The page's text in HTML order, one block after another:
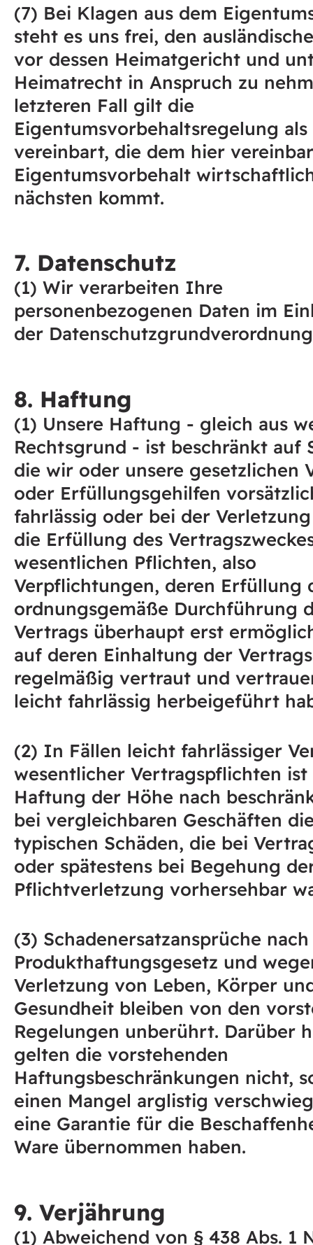
(7) Bei Klagen aus dem
steht es uns frei, den
vor dessen Heimatgericht und
Heimatrecht in Anspruch zu
letzteren Fall gilt die
Eigentumsvorbehaltsregelung als
vereinbart, die dem hier
Eigentumsvorbehalt
nächsten kommt.
7. Datenschutz
(1) Wir verarbeiten Ihre
personenbezogenen Daten im
der
8. Haftung
(1) Unsere Haftung - gleich aus
Rechtsgrund - ist beschränkt auf
die wir oder unsere gesetzlichen
oder Erfüllungsgehilfen
fahrlässig oder bei der
die Erfüllung des
wesentlichen Pflichten, also
Verpflichtungen, deren Erfüllung
ordnungsgemäße Durchführung
Vertrags überhaupt erst
auf deren Einhaltung der
regelmäßig vertraut und
leicht fahrlässig herbeigeführt
(2) In Fällen leicht fahrlässiger
wesentlicher Vertragspflichten ist
Haftung der Höhe nach
bei vergleichbaren Geschäften
typischen Schäden, die bei
oder spätestens bei Begehung
Pflichtverletzung vorhersehbar
(3) Schadenersatzansprüche
Produkthaftungsgesetz und
Verletzung von Leben, Körper
Gesundheit bleiben von den
Regelungen unberührt. Darüber
gelten die vorstehenden
Haftungsbeschränkungen nicht,
einen Mangel arglistig
eine Garantie für die
Ware übernommen haben.
9. Verjährung
(1) Abweichend von § 438 Abs. 1